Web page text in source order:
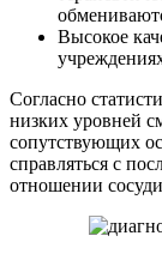
Высокое
Согласно
низких уровней
сопутствующих
справляться с
отношении